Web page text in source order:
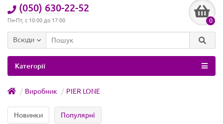
(050) 630-22-52
Пн-Пт, с 10:00 до 17:00 0
Всюди
Категорії
Виробник PIER LONE
Новинки Популярні